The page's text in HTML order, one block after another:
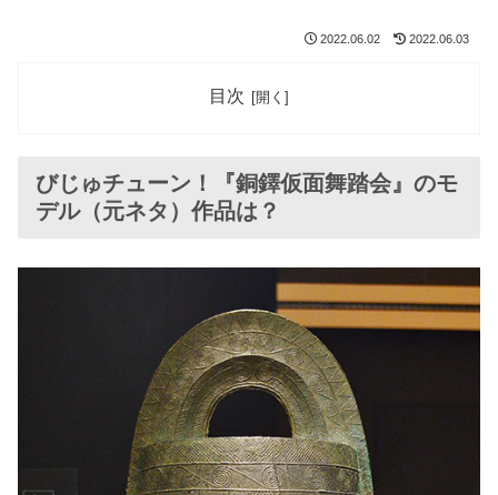
2022.06.02 2022.06.03
目次
びじゅチューン！『銅鐸仮面舞踏会』のモ
デル（元ネタ）作品は？